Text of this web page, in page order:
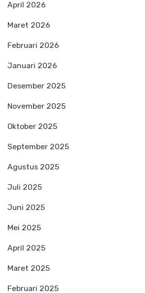
April 2026
Maret 2026
Februari 2026
Januari 2026
Desember 2025
November 2025
Oktober 2025
September 2025
Agustus 2025
Juli 2025
Juni 2025
Mei 2025
April 2025
Maret 2025
Februari 2025